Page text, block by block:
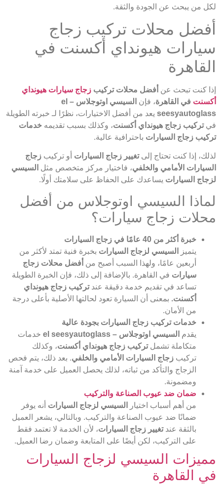
لكل من يبحث عن الجودة والثقة.
أفضل محلات تركيب زجاج
سيارات هيونداي أكسنت في
القاهرة
إذا كنت تبحث عن أفضل محلات تركيب زجاج سيارات هيونداي
أكسنت في القاهرة، فإن
السيسي اوتوجلاس – el
seesyautoglass يعد من أفضل الاختيارات، نظرًا لـ خبرته الطويلة
فيتركيب زجاج هيونداي أكسنت، وكذلك بسبب تقديمه خدمات
تركيب زجاج السيارات باحترافية عالية.
لذلك، إذا كنت تحتاج إلىتغيير زجاج السيارات أو تركيب زجاج
السيارات الأمامي والخلفي، فاختيار مركز متخصص مثل السيسي
لزجاج السيارات يساعدك على الحفاظ على سلامتك أولًا.
لماذا السيسي اوتوجلاس من أفضل
محلات زجاج سيارات؟
خبرة أكثر من 40 عامًا في زجاج السيارات
يتميز
السيسي لزجاج السيارات بخبرة فنية تمتد لأكثر من
أربعين عامًا، ولهذا السبب أصبح من أفضل محلات زجاج
سيارات في القاهرة. بالإضافة إلى ذلك، فإن الخبرة الطويلة
تساعد في تقديم خدمة دقيقة عندتركيب زجاج هيونداي
أكسنت. بمعنى أن السيارة تعود لحالتها الأصلية بأعلى درجة
من الأمان.
خدمات تركيب زجاج السيارات بجودة عالية
يقدم السيسي اوتوجلاس – el seesyautoglass
خدمات
متكاملة تشملتركيب زجاج هيونداي أكسنت، وكذلك
تركيب زجاج السيارات الأمامي والخلفي. بعد ذلك، يتم فحص
الزجاج والتأكد من ثباته، لذلك يحصل العميل على خدمة آمنة
ومضمونة.
ضمان ضد عيوب الصناعة والتركيب
من أهم أسباب اختيار
السيسي لزجاج السيارات أنه يوفر
ضمانًا ضد عيوب الصناعة والتركيب. وبالتالي، يشعر العميل
بالثقة عندتغيير زجاج السيارات، لأن الخدمة لا تعتمد فقط
على التركيب، لكن أيضًا على المتابعة وضمان رضا العميل.
مميزات السيسي لزجاج السيارات
في القاهرة